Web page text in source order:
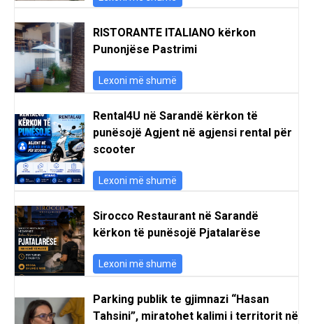
RISTORANTE ITALIANO kërkon
Punonjëse Pastrimi
Lexoni më shumë
Rental4U në Sarandë kërkon të
punësojë Agjent në agjensi rental për
scooter
Lexoni më shumë
Sirocco Restaurant në Sarandë
kërkon të punësojë Pjatalarëse
Lexoni më shumë
Parking publik te gjimnazi “Hasan
Tahsini”, miratohet kalimi i territorit në